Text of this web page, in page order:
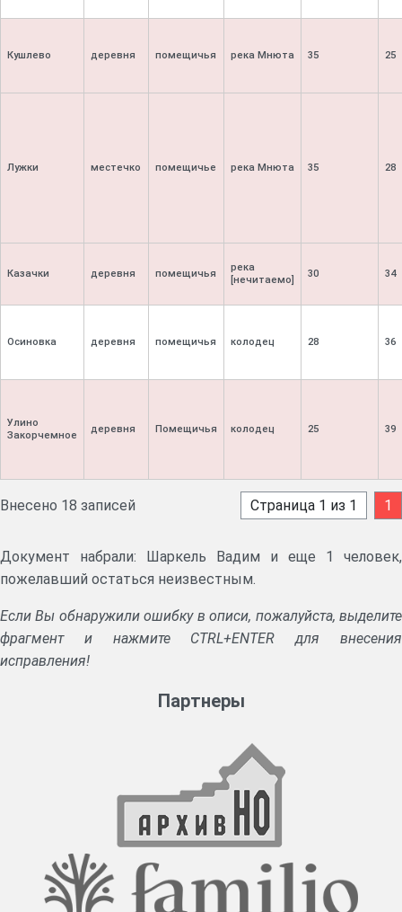
Кушлево деревня помещичья река Мнюта 35 25
Лужки местечко помещичье река Мнюта 35 28
Казачки деревня помещичья
река
[нечитаемо]
30 34
Осиновка деревня помещичья колодец 28 36
Улино
Закорчемное
деревня Помещичья колодец 25 39
Внесено 18 записей Страница 1 из 1 1
Документ набрали: Шаркель Вадим и еще 1 человек,
пожелавший остаться неизвестным.
Если Вы обнаружили ошибку в описи, пожалуйста, выделите
фрагмент и нажмите CTRL+ENTER для внесения
исправления!
Партнеры